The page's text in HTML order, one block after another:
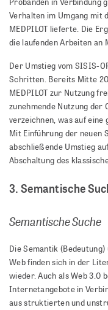
Verhalten im Umgang mit
MEDPILOT lieferte. Die
die laufenden Arbeiten an
Der Umstieg vom SISIS-
Schritten. Bereits Mitte
MEDPILOT zur Nutzung
zunehmende Nutzung der
verzeichnen, was auf
Mit Einführung der neuen
abschließende Umstieg
Abschaltung des
3. Semantische
Semantische Suche
Die Semantik
Web finden sich in der
wieder. Auch als Web 3.0
Internetangebote in
aus struktierten und